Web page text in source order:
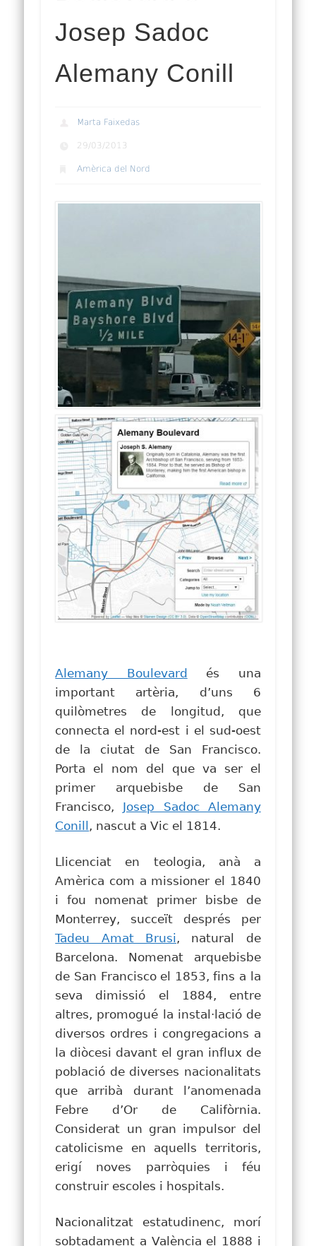
Josep Sadoc
Alemany Conill
Marta Faixedas
29/03/2013
Amèrica del Nord
Alemany Boulevard és una
important artèria, d’uns 6
quilòmetres de longitud, que
connecta el nord-est i el sud-oest
de la ciutat de San Francisco.
Porta el nom del que va ser el
primer arquebisbe de San
Francisco, Josep Sadoc Alemany
Conill, nascut a Vic el 1814.
Llicenciat en teologia, anà a
Amèrica com a missioner el 1840
i fou nomenat primer bisbe de
Monterrey, succeït després per
Tadeu Amat Brusi, natural de
Barcelona. Nomenat arquebisbe
de San Francisco el 1853, fins a la
seva dimissió el 1884, entre
altres, promogué la instal·lació de
diversos ordres i congregacions a
la diòcesi davant el gran influx de
població de diverses nacionalitats
que arribà durant l’anomenada
Febre d’Or de Califòrnia.
Considerat un gran impulsor del
catolicisme en aquells territoris,
erigí noves parròquies i féu
construir escoles i hospitals.
Nacionalitzat estatudinenc, morí
sobtadament a València el 1888 i